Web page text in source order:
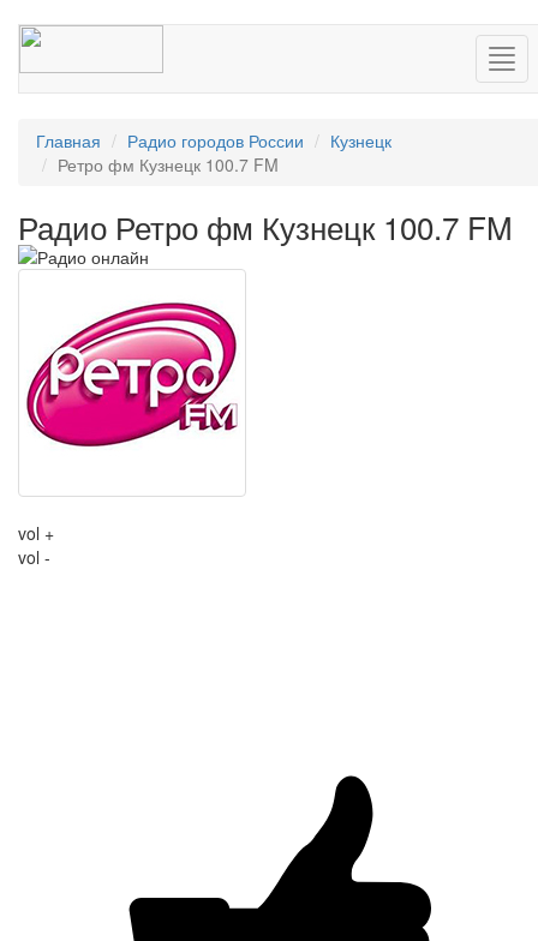
Главная Радио городов России
Кузнецк
Ретро фм Кузнецк 100.7 FM
Радио Ретро фм Кузнецк 100.7 FM
vol +
vol -